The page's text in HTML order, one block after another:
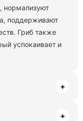
нормализуют
поддерживают
Гриб также
успокаивает и
+
+